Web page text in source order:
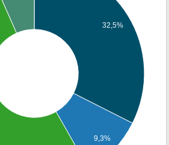
32,5%
9,3%